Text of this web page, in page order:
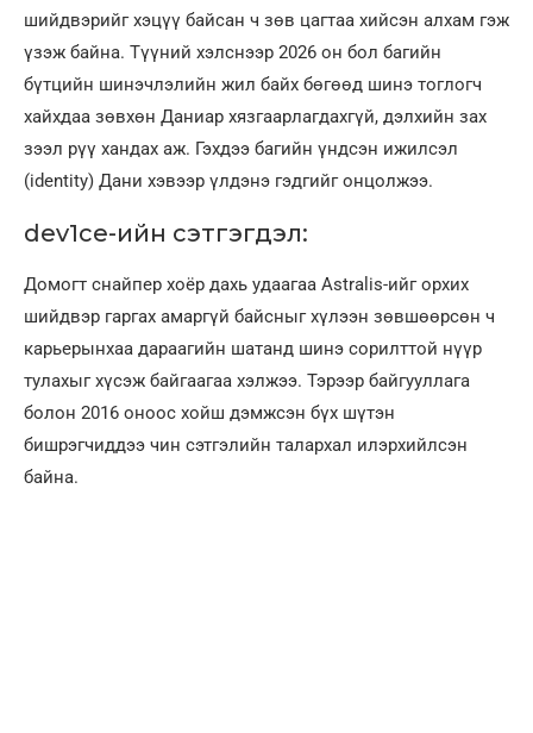
шийдвэрийг хэцүү байсан ч зөв цагтаа хийсэн алхам гэж
үзэж байна. Түүний хэлснээр 2026 он бол багийн
бүтцийн шинэчлэлийн жил байх бөгөөд шинэ тоглогч
хайхдаа зөвхөн Даниар хязгаарлагдахгүй, дэлхийн зах
зээл рүү хандах аж. Гэхдээ багийн үндсэн ижилсэл
(identity) Дани хэвээр үлдэнэ гэдгийг онцолжээ.
dev1ce-ийн сэтгэгдэл:
Домогт снайпер хоёр дахь удаагаа Astralis-ийг орхих
шийдвэр гаргах амаргүй байсныг хүлээн зөвшөөрсөн ч
карьерынхаа дараагийн шатанд шинэ сорилттой нүүр
тулахыг хүсэж байгаагаа хэлжээ. Тэрээр байгууллага
болон 2016 оноос хойш дэмжсэн бүх шүтэн
бишрэгчиддээ чин сэтгэлийн талархал илэрхийлсэн
байна.